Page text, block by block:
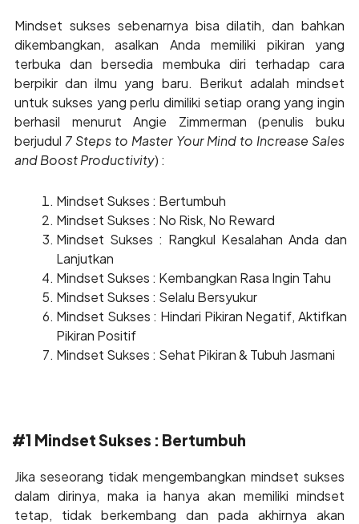
Mindset sukses sebenarnya bisa dilatih, dan bahkan
dikembangkan, asalkan Anda memiliki pikiran yang
terbuka dan bersedia membuka diri terhadap cara
berpikir dan ilmu yang baru. Berikut adalah mindset
untuk sukses yang perlu dimiliki setiap orang yang ingin
berhasil menurut Angie Zimmerman (penulis buku
berjudul 7 Steps to Master Your Mind to Increase Sales
and Boost Productivity) :
Mindset Sukses : Bertumbuh
Mindset Sukses : No Risk, No Reward
Mindset Sukses : Rangkul Kesalahan Anda dan
Lanjutkan
Mindset Sukses : Kembangkan Rasa Ingin Tahu
Mindset Sukses : Selalu Bersyukur
Mindset Sukses : Hindari Pikiran Negatif, Aktifkan
Pikiran Positif
Mindset Sukses : Sehat Pikiran & Tubuh Jasmani
#1 Mindset Sukses : Bertumbuh
Jika seseorang tidak mengembangkan mindset sukses
dalam dirinya, maka ia hanya akan memiliki mindset
tetap, tidak berkembang dan pada akhirnya akan